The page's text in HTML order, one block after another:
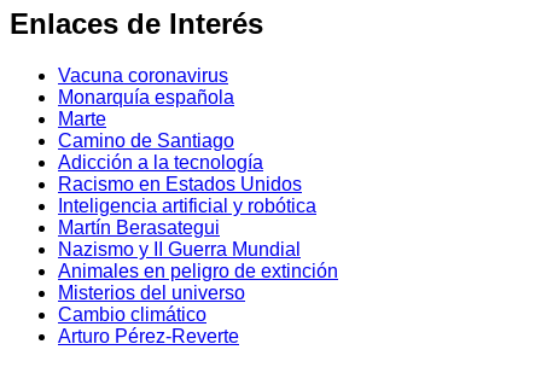
Enlaces de Interés
Vacuna coronavirus
Monarquía española
Marte
Camino de Santiago
Adicción a la tecnología
Racismo en Estados Unidos
Inteligencia artificial y robótica
Martín Berasategui
Nazismo y II Guerra Mundial
Animales en peligro de extinción
Misterios del universo
Cambio climático
Arturo Pérez-Reverte